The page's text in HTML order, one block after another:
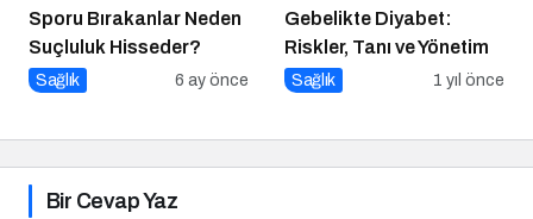
Sporu Bırakanlar Neden
Suçluluk Hisseder?
Sağlık 6 ay önce
Gebelikte Diyabet:
Riskler, Tanı ve Yönetim
Sağlık 1 yıl önce
Bir Cevap Yaz